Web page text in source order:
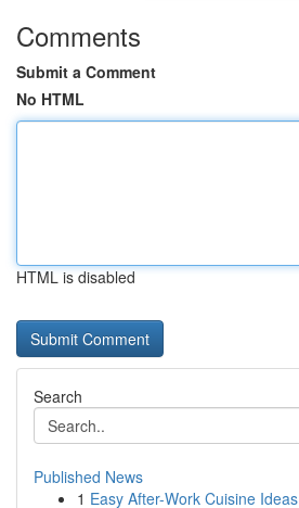
Comments
Submit a Comment
No HTML
HTML is disabled
Search
Published News
1 Easy After-Work Cuisine Ideas